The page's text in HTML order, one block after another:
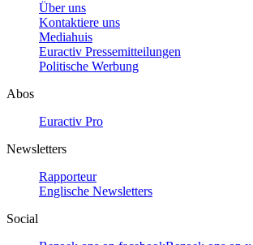
Über uns
Kontaktiere uns
Mediahuis
Euractiv Pressemitteilungen
Politische Werbung
Abos
Euractiv Pro
Newsletters
Rapporteur
Englische Newsletters
Social